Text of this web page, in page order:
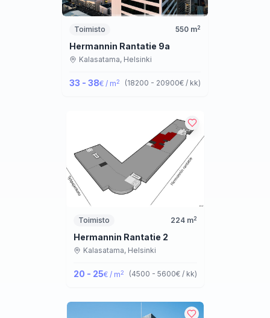
Toimisto 550 m2
Hermannin Rantatie 9a
Kalasatama, Helsinki
33 - 38€ / m2 (18200 - 20900€ / kk)
Toimisto 224m2
Hermannin Rantatie 2
Kalasatama, Helsinki
20 - 25€ / m2 (4500 - 5600€ / kk)